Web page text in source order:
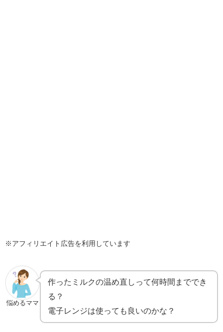
※アフィリエイト広告を利用しています
悩めるママ
作ったミルクの温め直しって何時間まででき
る？
電子レンジは使っても良いのかな？